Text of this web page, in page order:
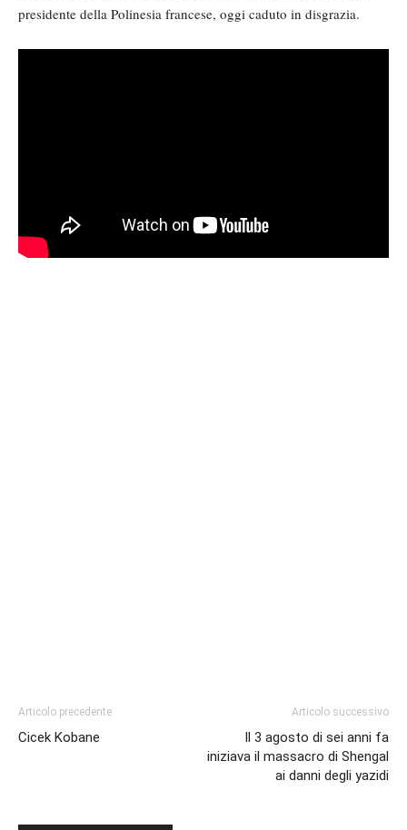
presidente della Polinesia francese, oggi caduto in disgrazia.
Articolo precedente
Cicek Kobane
Articolo successivo
Il 3 agosto di sei anni fa
iniziava il massacro di Shengal
ai danni degli yazidi